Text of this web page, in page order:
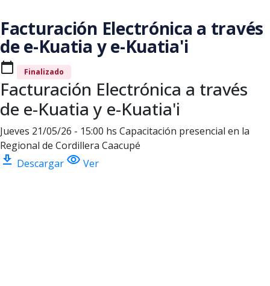
Facturación Electrónica a través
de e-Kuatia y e-Kuatia'i
calendar_today Finalizado
Facturación Electrónica a través
de e-Kuatia y e-Kuatia'i
Jueves 21/05/26 - 15:00 hs Capacitación presencial en la
Regional de Cordillera Caacupé
download Descargar visibility Ver